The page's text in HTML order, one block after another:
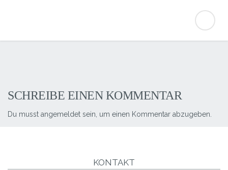
SCHREIBE EINEN KOMMENTAR
Du musst angemeldet sein, um einen Kommentar abzugeben.
KONTAKT